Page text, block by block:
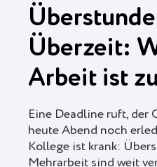
Überzeit:
Arbeit ist
Eine Deadline ruft, der
heute Abend noch
Kollege ist krank:
Mehrarbeit sind weit